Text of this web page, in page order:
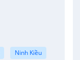
Ninh Kiều